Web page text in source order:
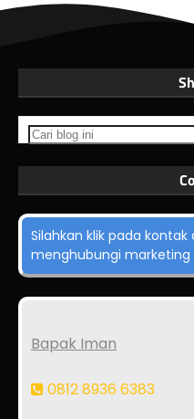
Silahkan klik pada
menghubungi marketing
Bapak Iman
0812 8936 6383